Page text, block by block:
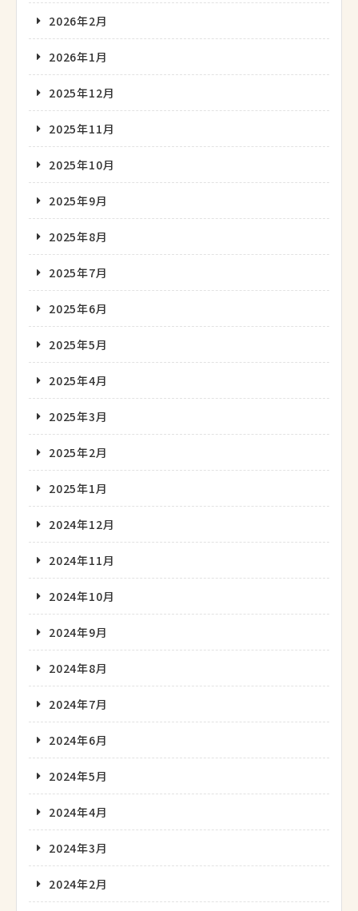
2026年2月
2026年1月
2025年12月
2025年11月
2025年10月
2025年9月
2025年8月
2025年7月
2025年6月
2025年5月
2025年4月
2025年3月
2025年2月
2025年1月
2024年12月
2024年11月
2024年10月
2024年9月
2024年8月
2024年7月
2024年6月
2024年5月
2024年4月
2024年3月
2024年2月